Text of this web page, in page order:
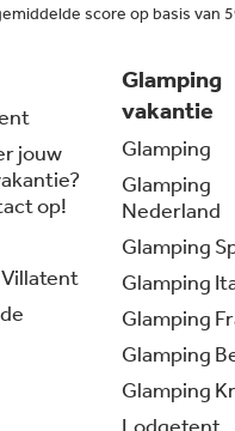
score op basis van
jouw
op!
Glamping
vakantie
Glamping
Glamping
Nederland
Glamping
Glamping
Glamping
Glamping
Glamping
Lodgetent